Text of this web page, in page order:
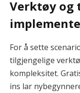
Verktøy
For å sette
tilgjengelige
kompleksitet.
ins lar